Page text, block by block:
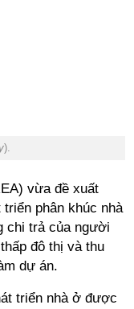
).
vừa đề xuất
phân khúc nhà
chi trả của người
đô thị và thu
dự án.
triển nhà ở được